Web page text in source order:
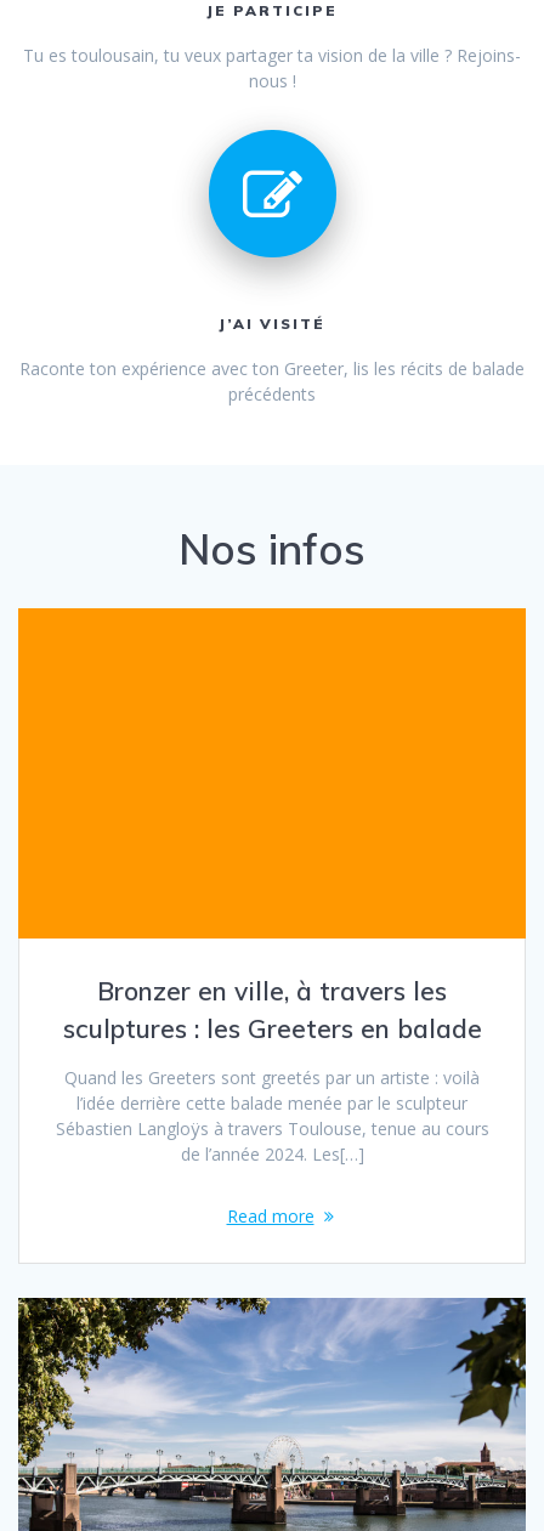
JE PARTICIPE
Tu es toulousain, tu veux partager ta vision de la ville ? Rejoins-
nous !
J’AI VISITÉ
Raconte ton expérience avec ton Greeter, lis les récits de balade
précédents
Nos infos
Bronzer en ville, à travers les
sculptures : les Greeters en balade
Quand les Greeters sont greetés par un artiste : voilà
l’idée derrière cette balade menée par le sculpteur
Sébastien Langloÿs à travers Toulouse, tenue au cours
de l’année 2024. Les[…]
Read more